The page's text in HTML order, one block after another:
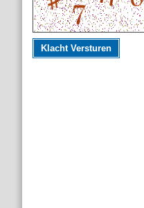
Klacht Versturen